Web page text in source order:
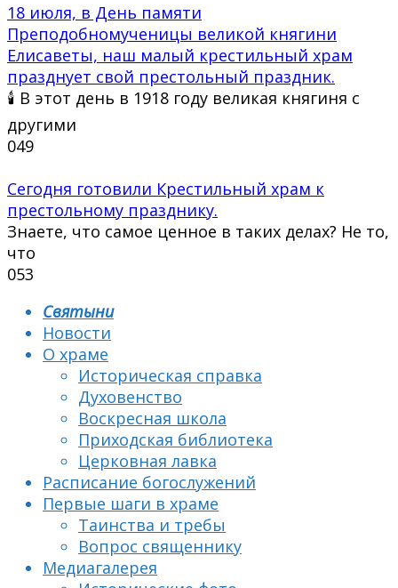
18 июля, в День памяти
Преподобномученицы великой княгини
Елисаветы, наш малый крестильный храм
празднует свой престольный праздник.
🕯 В этот день в 1918 году великая княгиня с
другими
049
Сегодня готовили Крестильный храм к
престольному празднику.
Знаете, что самое ценное в таких делах? Не то,
что
053
Святыни
Новости
О храме
Историческая справка
Духовенство
Воскресная школа
Приходская библиотека
Церковная лавка
Расписание богослужений
Первые шаги в храме
Таинства и требы
Вопрос священнику
Медиагалерея